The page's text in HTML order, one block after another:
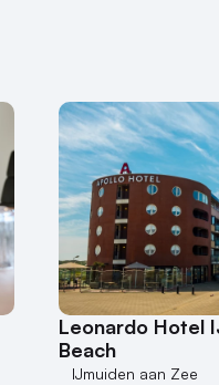
Leonardo Hotel
Beach
IJmuiden aan Zee